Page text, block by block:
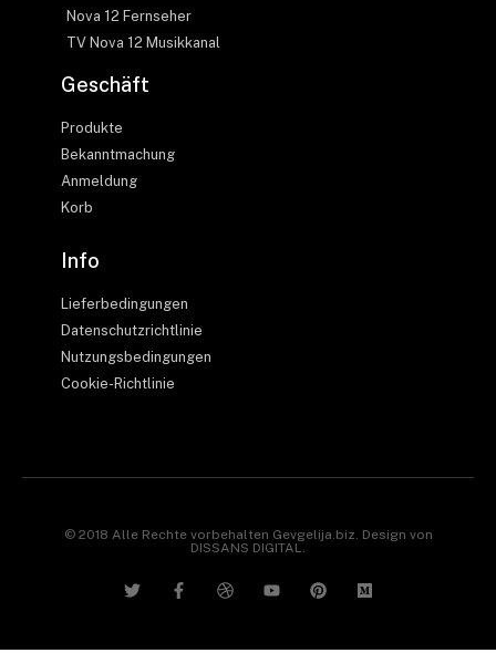
Nova 12 Fernseher
TV Nova 12 Musikkanal
Geschäft
Produkte
Bekanntmachung
Anmeldung
Korb
Info
Lieferbedingungen
Datenschutzrichtlinie
Nutzungsbedingungen
Cookie-Richtlinie
© 2018 Alle Rechte vorbehalten Gevgelija.biz. Design von
DISSANS DIGITAL.